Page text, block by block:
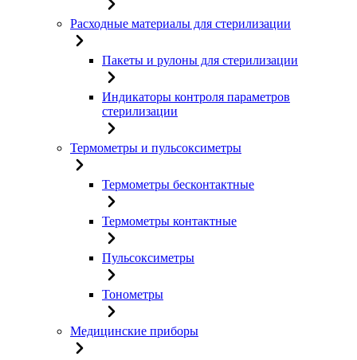
Расходные материалы для стерилизации
Пакеты и рулоны для стерилизации
Индикаторы контроля параметров
стерилизации
Термометры и пульсоксиметры
Термометры бесконтактные
Термометры контактные
Пульсоксиметры
Тонометры
Медицинские приборы